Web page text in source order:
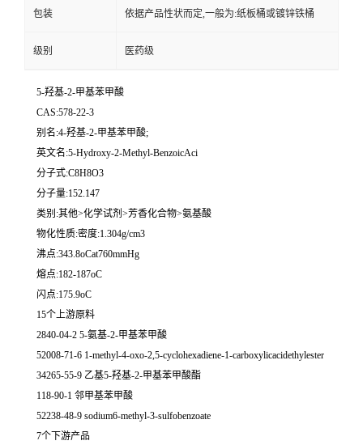
包装 依据产品性状而定,一般为:纸板桶或镀锌铁桶
级别 医药级
5-羟基-2-甲基苯甲酸
CAS:578-22-3
别名:4-羟基-2-甲基苯甲酸;
英文名:5-Hydroxy-2-Methyl-BenzoicAci
分子式:C8H8O3
分子量:152.147
类别:其他>化学试剂>芳香化合物>氨基酸
物化性质:密度:1.304g/cm3
沸点:343.8oCat760mmHg
熔点:182-187oC
闪点:175.9oC
15个上游原料
2840-04-2 5-氨基-2-甲基苯甲酸
52008-71-6 1-methyl-4-oxo-2,5-cyclohexadiene-1-carboxylicacidethylester
34265-55-9 乙基5-羟基-2-甲基苯甲酸酯
118-90-1 邻甲基苯甲酸
52238-48-9 sodium6-methyl-3-sulfobenzoate
7个下游产品